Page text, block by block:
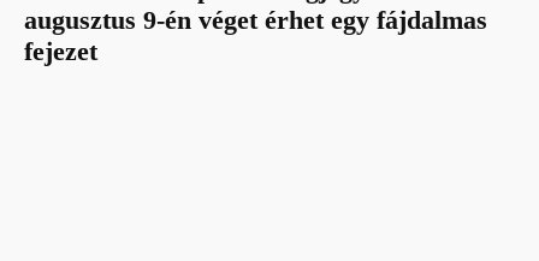
augusztus 9-én véget érhet egy fájdalmas
fejezet